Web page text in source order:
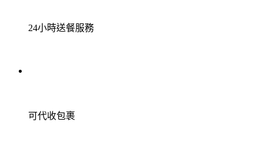
24小時送餐服務
可代收包裹